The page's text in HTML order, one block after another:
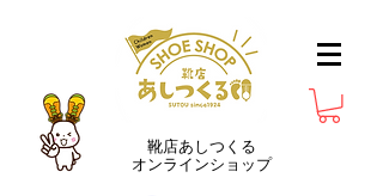
靴店あしつくる
オンラインショップ